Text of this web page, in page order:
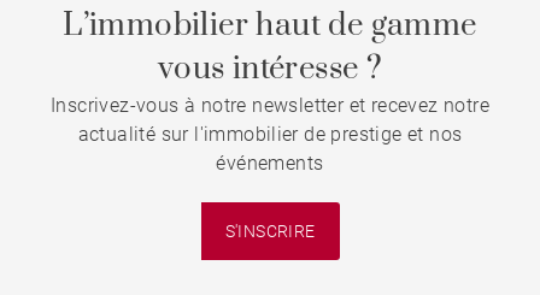
L’immobilier haut de gamme
vous intéresse ?
Inscrivez-vous à notre newsletter et recevez notre
actualité sur l'immobilier de prestige et nos
événements
S'INSCRIRE